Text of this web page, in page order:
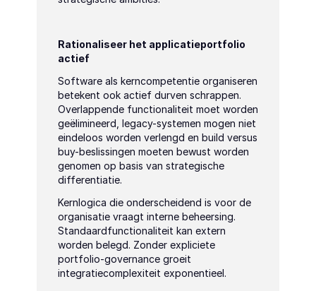
Rationaliseer het applicatieportfolio
actief
Software als kerncompetentie organiseren
betekent ook actief durven schrappen.
Overlappende functionaliteit moet worden
geëlimineerd, legacy-systemen mogen niet
eindeloos worden verlengd en build versus
buy-beslissingen moeten bewust worden
genomen op basis van strategische
differentiatie.
Kernlogica die onderscheidend is voor de
organisatie vraagt interne beheersing.
Standaardfunctionaliteit kan extern
worden belegd. Zonder expliciete
portfolio-governance groeit
integratiecomplexiteit exponentieel.